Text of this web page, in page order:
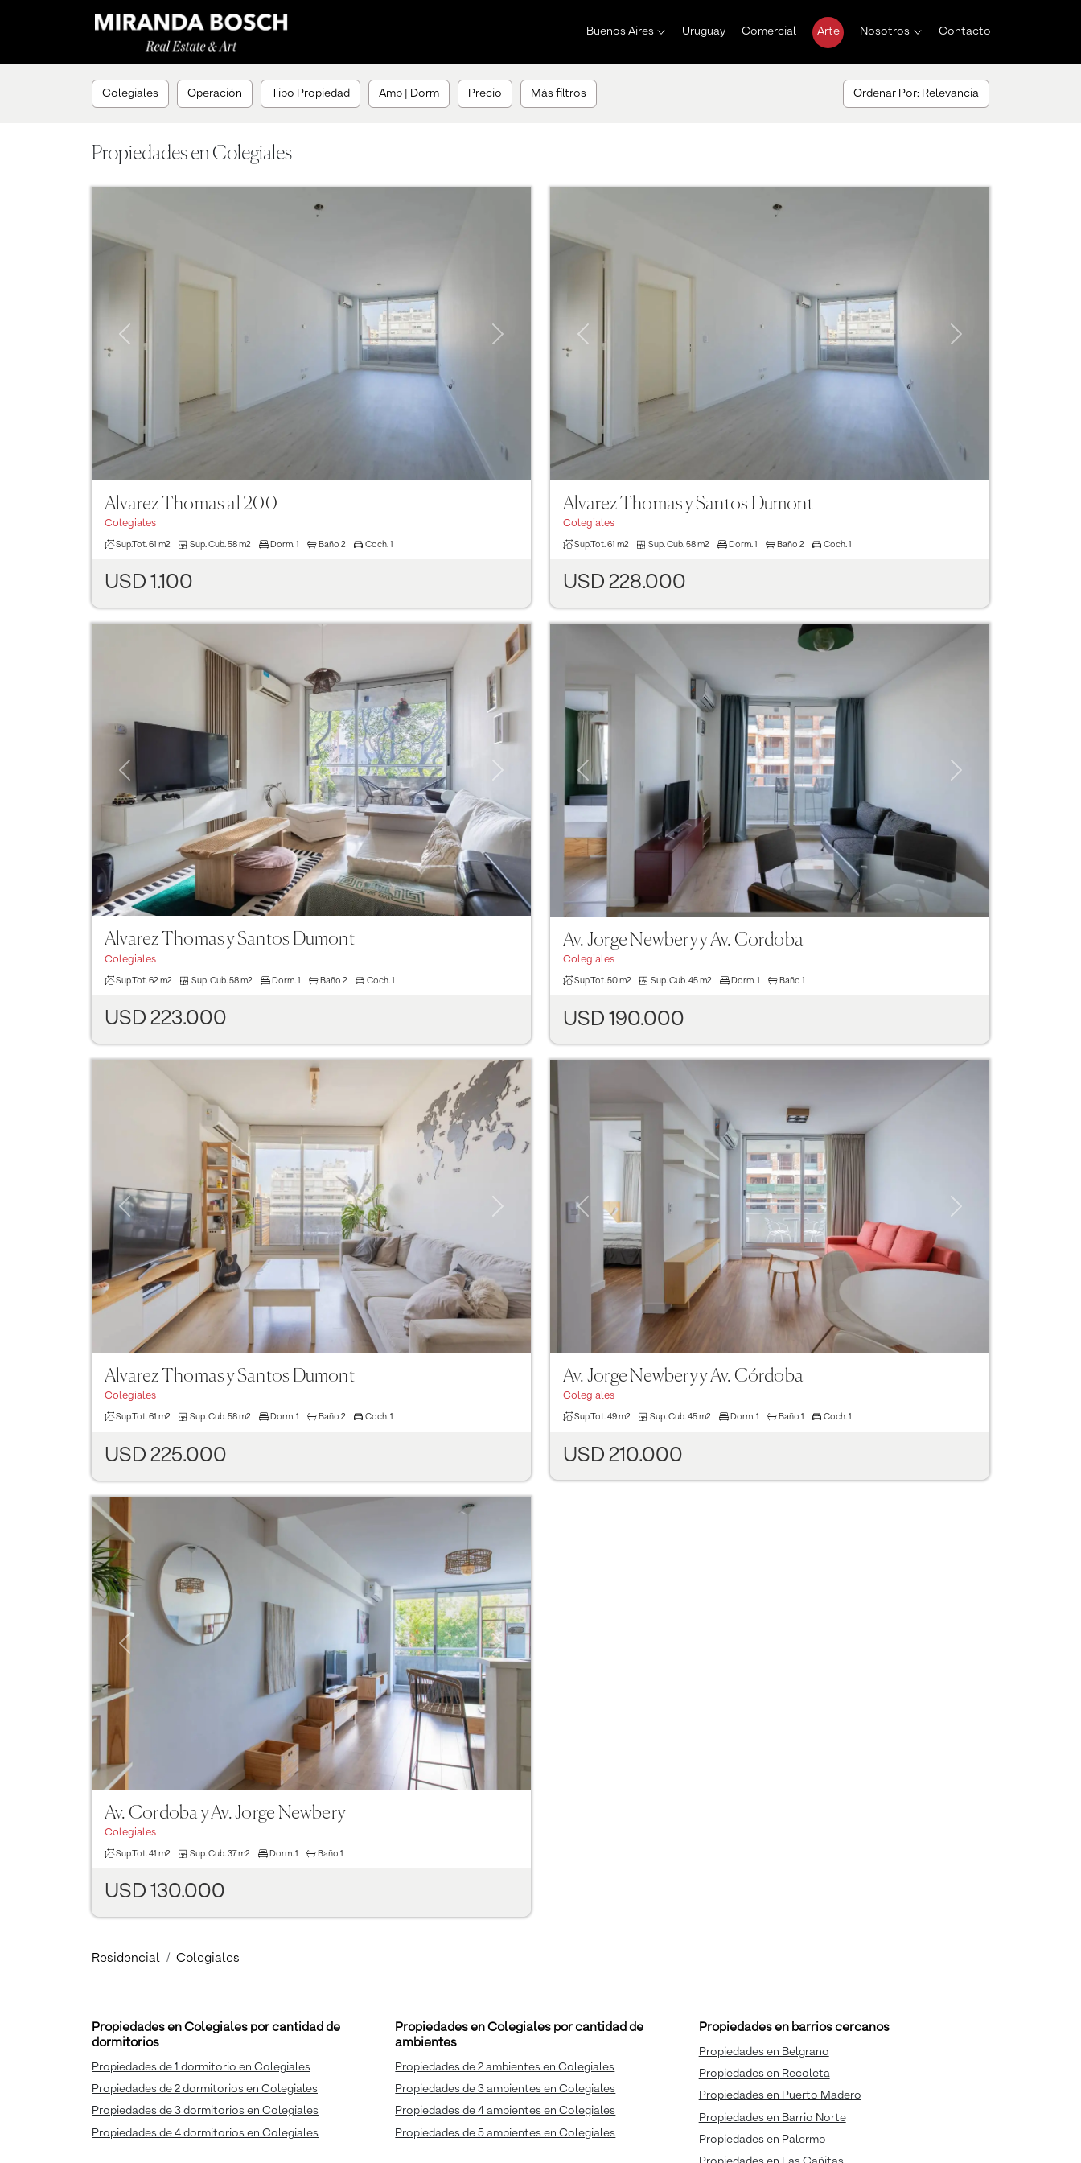
Buenos Aires Uruguay Comercial Arte Nosotros Contacto
Colegiales Operación Tipo Propiedad Amb | Dorm Precio Más filtros Ordenar Por: Relevancia
Propiedades en Colegiales
Previous
Alvarez Thomas al 200
Colegiales
Sup.Tot. 61 m2 Sup. Cub. 58 m2 Dorm. 1 Baño 2 Coch. 1
USD 1.100
Previous
Alvarez Thomas y Santos Dumont
Colegiales
Sup.Tot. 61 m2 Sup. Cub. 58 m2 Dorm. 1 Baño 2 Coch. 1
USD 228.000
Previous
Alvarez Thomas y Santos Dumont
Colegiales
Sup.Tot. 62 m2 Sup. Cub. 58 m2 Dorm. 1 Baño 2 Coch. 1
USD 223.000
Previous
Av. Jorge Newbery y Av. Cordoba
Colegiales
Sup.Tot. 50 m2 Sup. Cub. 45 m2 Dorm. 1 Baño 1
USD 190.000
Previous
Alvarez Thomas y Santos Dumont
Colegiales
Sup.Tot.61 m2 Sup. Cub.58 m2 Dorm.1 Baño 2 Coch.1
USD 225.000
Previous
Av. Jorge Newbery y Av. Córdoba
Colegiales
Sup.Tot. 49 m2 Sup. Cub. 45 m2 Dorm. 1 Baño 1 Coch. 1
USD 210.000
Previous Next
Av. Cordoba y Av. Jorge Newbery
Colegiales
Sup.Tot. 41 m2 Sup. Cub. 37 m2 Dorm. 1 Baño 1
USD 130.000
Residencial Colegiales
Propiedades en Colegiales por cantidad de
dormitorios
Propiedades de 1 dormitorio en Colegiales
Propiedades de 2 dormitorios en Colegiales
Propiedades de 3 dormitorios en Colegiales
Propiedades de 4 dormitorios en Colegiales
Propiedades en Colegiales por cantidad de
ambientes
Propiedades de 2 ambientes en Colegiales
Propiedades de 3 ambientes en Colegiales
Propiedades de 4 ambientes en Colegiales
Propiedades de 5 ambientes en Colegiales
Propiedades en barrios cercanos
Propiedades en Belgrano
Propiedades en Recoleta
Propiedades en Puerto Madero
Propiedades en Barrio Norte
Propiedades en Palermo